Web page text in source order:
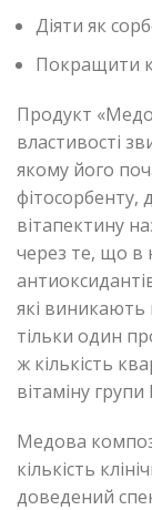
Діяти як
Покращити
Продукт
властивості
якому його
фітосорбенту,
вітапектину
через те, що в
які виникають
тільки один
ж кількість
вітаміну
Медова
кількість
доведений